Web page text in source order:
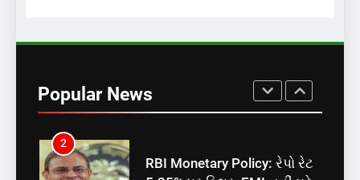
Popular News
બેઠક પરથી પવન પાંડેને 2027
માટે બનાવાયા ઉમેદવાર
INDIA
2
RBI Monetary Policy: રેપો રેટ